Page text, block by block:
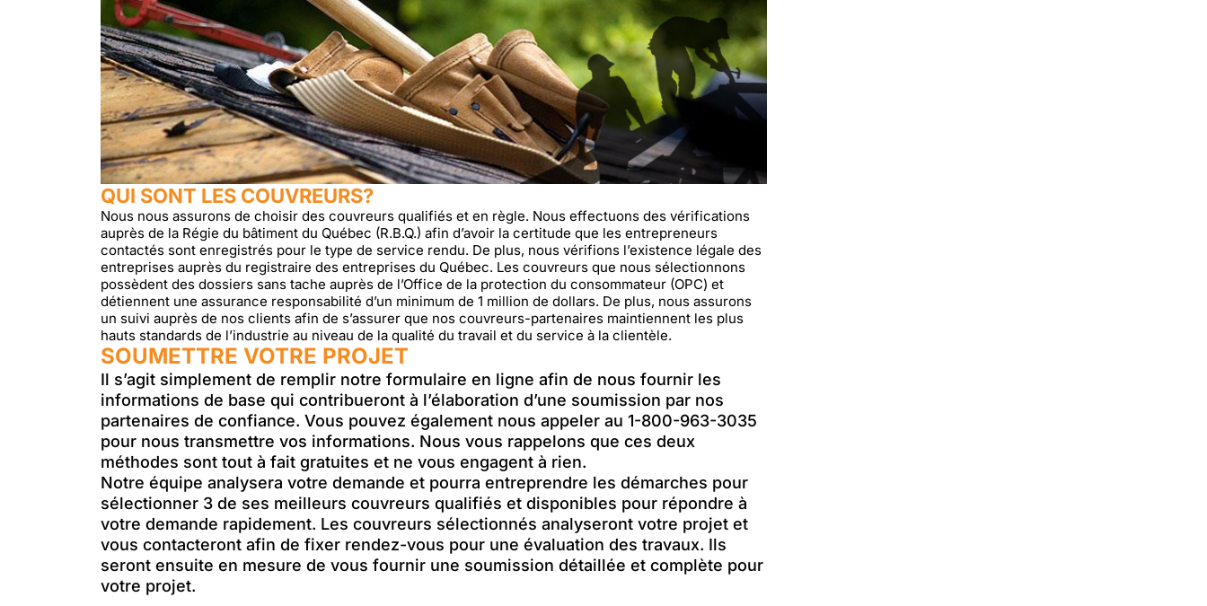
QUI SONT LES COUVREURS?
Nous nous assurons de choisir des couvreurs qualifiés et en règle. Nous effectuons des vérifications
auprès de la Régie du bâtiment du Québec (R.B.Q.) afin d’avoir la certitude que les entrepreneurs
contactés sont enregistrés pour le type de service rendu. De plus, nous vérifions l’existence légale des
entreprises auprès du registraire des entreprises du Québec. Les couvreurs que nous sélectionnons
possèdent des dossiers sans tache auprès de l’Office de la protection du consommateur (OPC) et
détiennent une assurance responsabilité d’un minimum de 1 million de dollars. De plus, nous assurons
un suivi auprès de nos clients afin de s’assurer que nos couvreurs-partenaires maintiennent les plus
hauts standards de l’industrie au niveau de la qualité du travail et du service à la clientèle.
SOUMETTRE VOTRE PROJET
Il s’agit simplement de remplir notre formulaire en ligne afin de nous fournir les
informations de base qui contribueront à l’élaboration d’une soumission par nos
partenaires de confiance. Vous pouvez également nous appeler au 1-800-963-3035
pour nous transmettre vos informations. Nous vous rappelons que ces deux
méthodes sont tout à fait gratuites et ne vous engagent à rien.
Notre équipe analysera votre demande et pourra entreprendre les démarches pour
sélectionner 3 de ses meilleurs couvreurs qualifiés et disponibles pour répondre à
votre demande rapidement. Les couvreurs sélectionnés analyseront votre projet et
vous contacteront afin de fixer rendez-vous pour une évaluation des travaux. Ils
seront ensuite en mesure de vous fournir une soumission détaillée et complète pour
votre projet.